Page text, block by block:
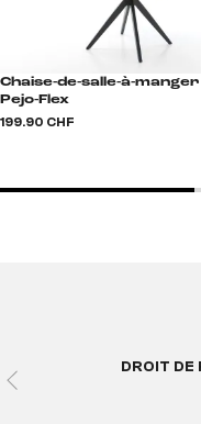
Chaise-de-salle-à-manger
Pejo-Flex
199.90 CHF
DROIT DE